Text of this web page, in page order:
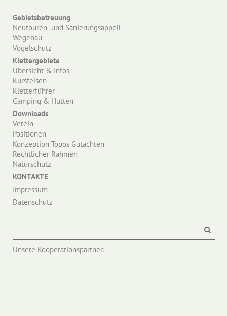
Gebietsbetreuung
Neutouren- und Sanierungsappell
Wegebau
Vogelschutz
Klettergebiete
Übersicht & Infos
Kursfelsen
Kletterführer
Camping & Hütten
Downloads
Verein
Positionen
Konzeption Topos Gutachten
Rechtlicher Rahmen
Naturschutz
KONTAKTE
Impressum
Datenschutz
Unsere Kooperationspartner: